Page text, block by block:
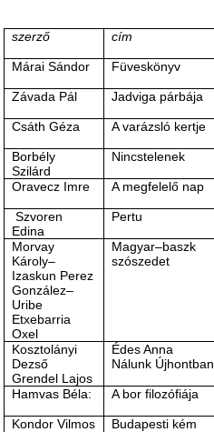
szerző cím
Márai Sándor Füveskönyv
Závada Pál
Jadviga párbája
Csáth Géza
A varázsló kertje
Borbély
Szilárd
Nincstelenek
Oravecz Imre A megfelelő nap
Szvoren
Edina
Pertu
Morvay
Károly‒
Izaskun Perez
González‒
Uribe
Etxebarria
Oxel
Magyar‒baszk
szószedet
Kosztolányi
Dezső
Grendel Lajos
Édes Anna
Nálunk Újhontban
Hamvas Béla: A bor filozófiája
Kondor Vilmos
Budapesti kém